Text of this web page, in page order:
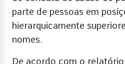
parte de pessoas em
hierarquicamente
nomes.
De acordo com o